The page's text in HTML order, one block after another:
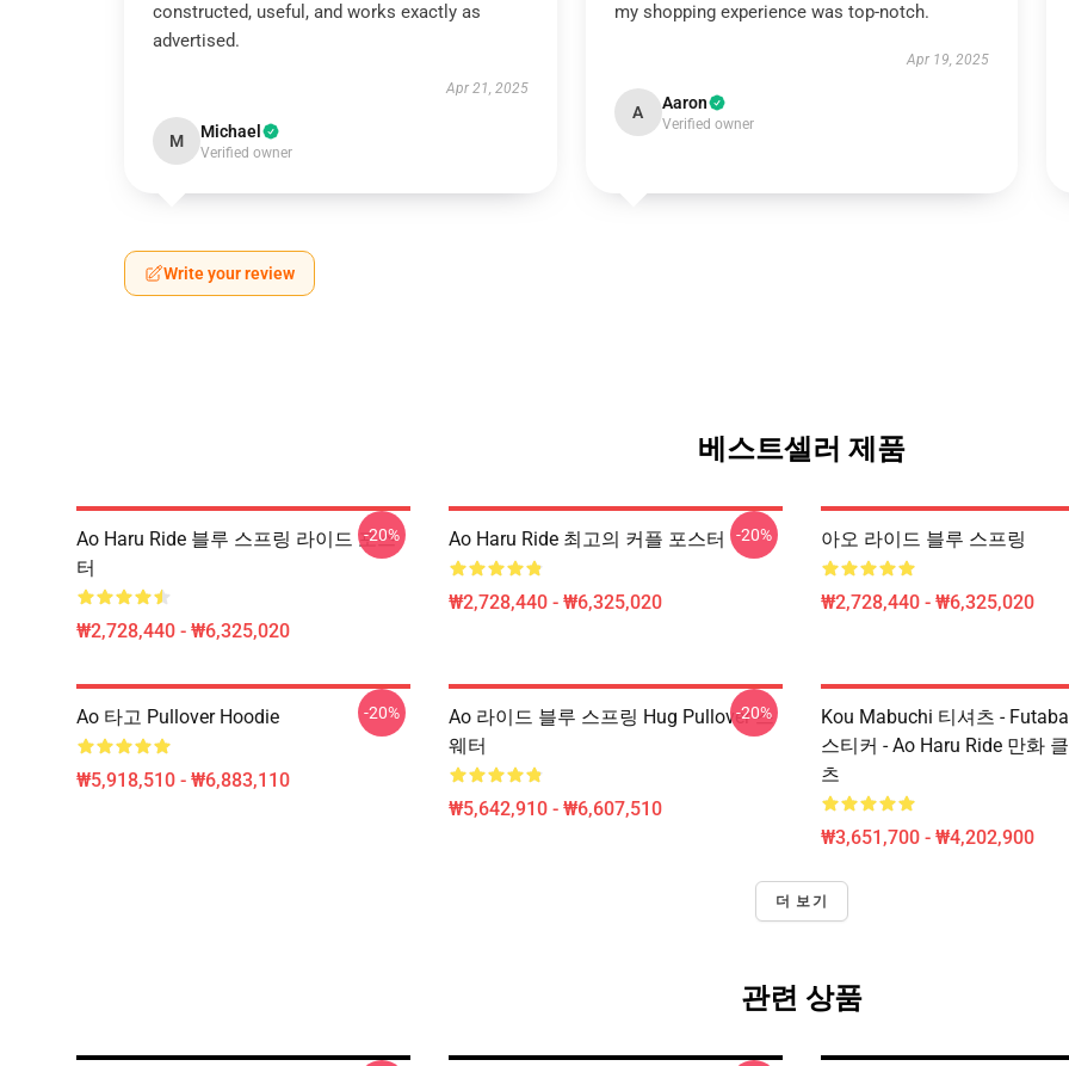
constructed, useful, and works exactly as
advertised.
Apr 21, 2025
M Michael
Verified owner
my shopping experience was top-notch.
Apr 19, 2025
A Aaron
Verified owner
Write your review
베스트셀러 제품
Ao Haru Ride 블루 스프링 라이드 포스
터
₩2,728,440 - ₩6,325,020
-20% Ao Haru Ride 최고의 커플 포스터
₩2,728,440 - ₩6,325,020
-20% 아오 라이드 블루 스프링
₩2,728,440 - ₩6,325,020
Ao 타고 Pullover Hoodie
₩5,918,510 - ₩6,883,110
-20%
Ao 라이드 블루 스프링 Hug Pullover 스
웨터
₩5,642,910 - ₩6,607,510
-20%
Kou Mabuchi 티셔츠 -
스티커 - Ao Haru Ride 만화
츠
₩3,651,700 - ₩4,202,900
더 보기
관련 상품